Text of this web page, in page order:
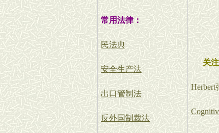
常用法律：
民法典
安全生产法
出口管制法
反外国制裁法
关
Herbert